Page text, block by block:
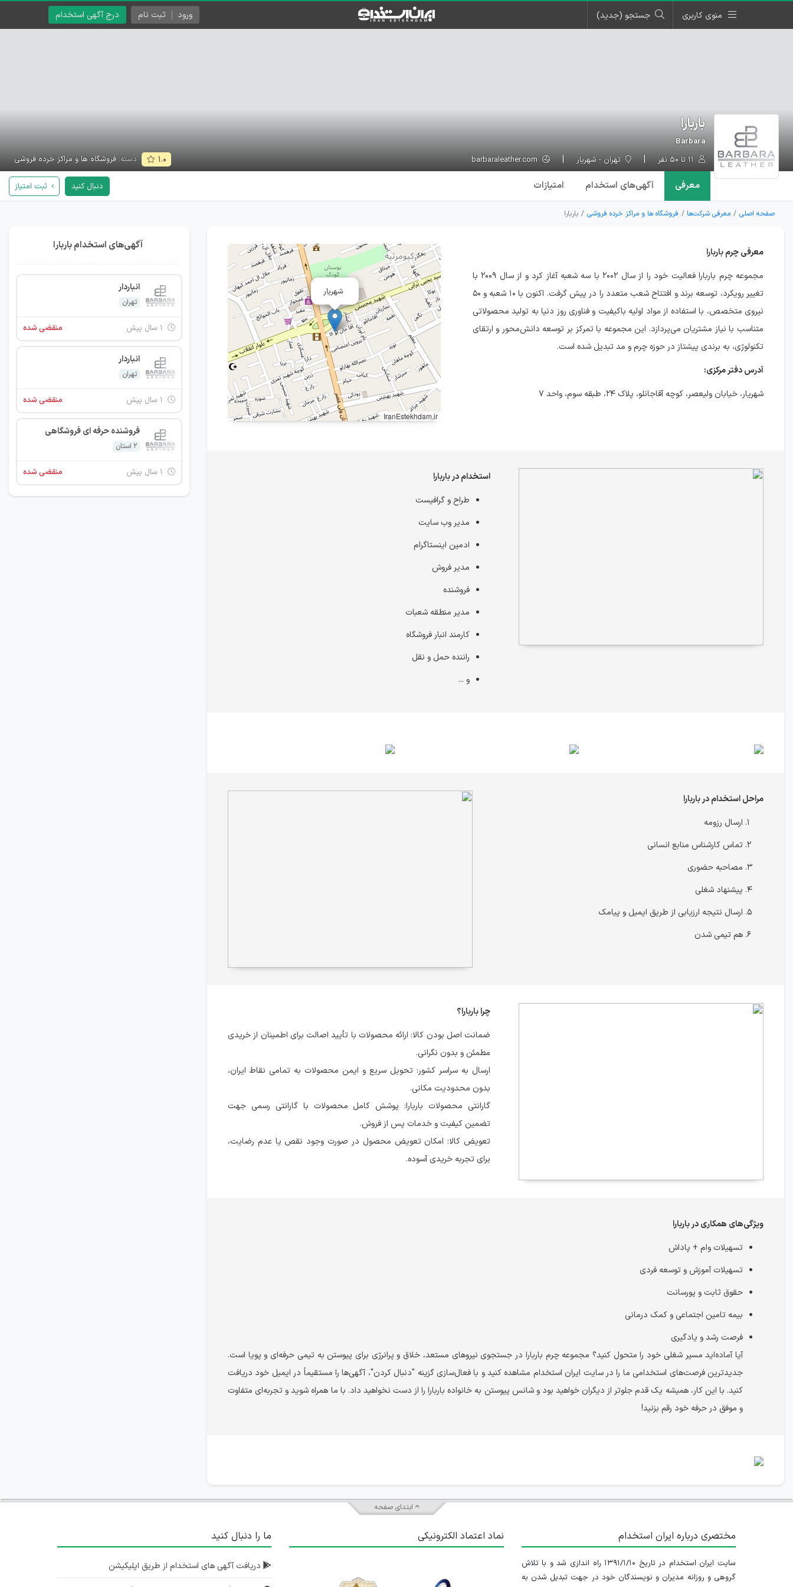
منوی کاربری جستجو (جدید) درج آگهی استخدام ورود ثبت نام
باربارا
Barbara
تهران - شهریار ۱.۰ دسته:فروشگاه ها و مراکز خرده فروشی
معرفی آگهی‌های استخدام امتیازات دنبال کنید ثبت امتیاز
صفحه اصلی معرفی شرکت‌ها فروشگاه ها و مراکز خرده فروشی باربارا
معرفی چرم باربارا
مجموعه چرم باربارا فعالیت خود را از سال ۲۰۰۲ با سه شعبه آغاز کرد و از سال ۲۰۰۹ با
تغییر رویکرد، توسعه برند و افتتاح شعب متعدد را در پیش گرفت. اکنون با ۱۰ شعبه و ۵۰
نیروی متخصص، با استفاده از مواد اولیه باکیفیت و فناوری روز دنیا به تولید محصولاتی
متناسب با نیاز مشتریان می‌پردازد. این مجموعه با تمرکز بر توسعه دانش‌محور و ارتقای
تکنولوژی، به برندی پیشتاز در حوزه چرم و مد تبدیل شده است.
آدرس دفتر مرکزی:
شهریار، خیابان ولیعصر، کوچه آقاجانلو، پلاک ۲۴، طبقه سوم، واحد ۷
شهریار
IranEstekhdam.ir
استخدام در باربارا
طراح و گرافیست
مدیر وب سایت
ادمین اینستاگرام
مدیر فروش
فروشنده
مدیر منطقه شعبات
کارمند انبار فروشگاه
راننده حمل و نقل
و ...
مراحل استخدام در باربارا
ارسال رزومه
تماس کارشناس منابع انسانی
مصاحبه حضوری
پیشنهاد شغلی
ارسال نتیجه ارزیابی از طریق ایمیل و پیامک
هم تیمی شدن
چرا باربارا؟
ضمانت اصل بودن کالا: ارائه محصولات با تأیید اصالت برای اطمینان از خریدی
مطمئن و بدون نگرانی.
ارسال به سراسر کشور: تحویل سریع و ایمن محصولات به تمامی نقاط ایران،
بدون محدودیت مکانی.
گارانتی محصولات باربارا: پوشش کامل محصولات با گارانتی رسمی جهت
تضمین کیفیت و خدمات پس از فروش.
تعویض کالا: امکان تعویض محصول در صورت وجود نقص یا عدم رضایت،
برای تجربه خریدی آسوده.
ویژگی‌های همکاری در باربارا
تسهیلات وام + پاداش
تسهیلات آموزش و توسعه فردی
حقوق ثابت و پورسانت
بیمه تامین اجتماعی و کمک درمانی
فرصت رشد و یادگیری
آیا آماده‌اید مسیر شغلی خود را متحول کنید؟ مجموعه چرم باربارا در جستجوی نیروهای مستعد، خلاق و پرانرژی برای پیوستن به تیمی حرفه‌ای و پویا است.
جدیدترین فرصت‌های استخدامی ما را در سایت ایران استخدام مشاهده کنید و با فعال‌سازی گزینه "دنبال کردن"، آگهی‌ها را مستقیماً در ایمیل خود دریافت
کنید. با این کار، همیشه یک قدم جلوتر از دیگران خواهید بود و شانس پیوستن به خانواده باربارا را از دست نخواهید داد. با ما همراه شوید و تجربه‌ای متفاوت
و موفق در حرفه خود رقم بزنید!
آگهی‌های استخدام باربارا
انباردار
تهران
منقضی شده
انباردار
تهران
منقضی شده
فروشنده حرفه ای فروشگاهی
2 استان
منقضی شده
ابتدای صفحه
مختصری درباره ایران استخدام
سایت ایران استخدام در تاریخ ۱۳۹۱/۱/۱۰ راه اندازی شد و با تلاش
گروهی و روزانه مدیران و نویسندگان خود در جهت تبدیل شدن به
نماد اعتماد الکترونیکی ما را دنبال کنید
دریافت آگهی های استخدام از طریق اپلیکیشن